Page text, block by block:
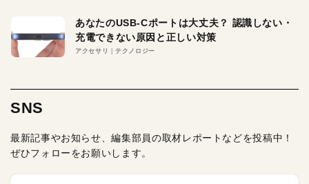
あなたのUSB-Cポートは大丈夫？ 認識しない・
充電できない原因と正しい対策
アクセサリ テクノロジー
SNS
最新記事やお知らせ、編集部員の取材レポートなどを投稿中！
ぜひフォローをお願いします。